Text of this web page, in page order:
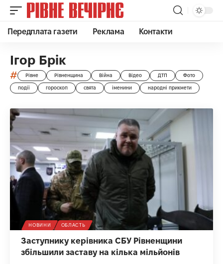
Передплата газети Реклама Контакти
Ігор Брік
# Рівне Рівненщина Війна Відео ДТП Фото
події гороскоп свята іменини народні прикмети
НОВИНИ ОБЛАСТЬ
Заступнику керівника СБУ Рівненщини
збільшили заставу на кілька мільйонів